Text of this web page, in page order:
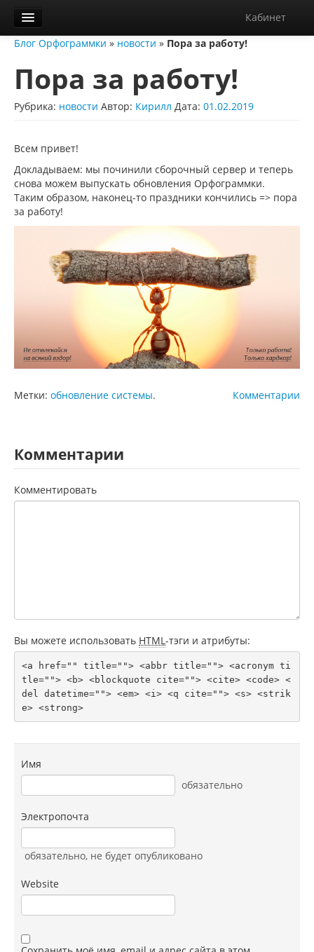
Кабинет
Орфограммка
Библиотека
Блог
Контакты
Справка
Диктанты
Блог Орфограммки » новости » Пора за работу!
Пора за работу!
Рубрика: новости Автор: Кирилл Дата: 01.02.2019
Всем привет!
Докладываем: мы починили сборочный сервер и теперь
снова можем выпускать обновления Орфограммки.
Таким образом, наконец-то праздники кончились => пора
за работу!
Комментарии
Метки: обновление системы.
Комментарии
Комментировать
Вы можете использовать HTML-тэги и атрибуты:
<a href="" title=""> <abbr title=""> <acronym ti
tle=""> <b> <blockquote cite=""> <cite> <code> <
del datetime=""> <em> <i> <q cite=""> <s> <strik
e> <strong>
Имя
обязательно
Электропочта
обязательно, не будет опубликовано
Website